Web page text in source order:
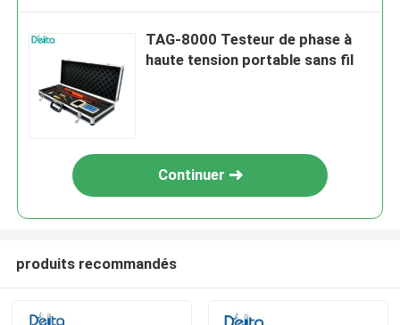
TAG-8000 Testeur de phase à
haute tension portable sans fil
Continuer
produits recommandés